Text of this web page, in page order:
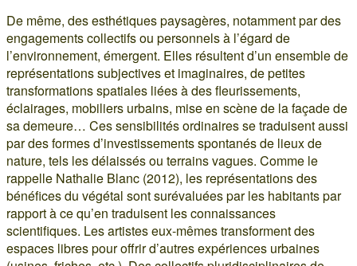
De même, des esthétiques paysagères, notamment par des
engagements collectifs ou personnels à l’égard de
l’environnement, émergent. Elles résultent d’un ensemble de
représentations subjectives et imaginaires, de petites
transformations spatiales liées à des fleurissements,
éclairages, mobiliers urbains, mise en scène de la façade de
sa demeure… Ces sensibilités ordinaires se traduisent aussi
par des formes d’investissements spontanés de lieux de
nature, tels les délaissés ou terrains vagues. Comme le
rappelle Nathalie Blanc (2012), les représentations des
bénéfices du végétal sont surévaluées par les habitants par
rapport à ce qu’en traduisent les connaissances
scientifiques. Les artistes eux-mêmes transforment des
espaces libres pour offrir d’autres expériences urbaines